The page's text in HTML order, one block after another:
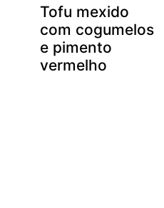
Tofu mexido
com cogumelos
e pimento
vermelho